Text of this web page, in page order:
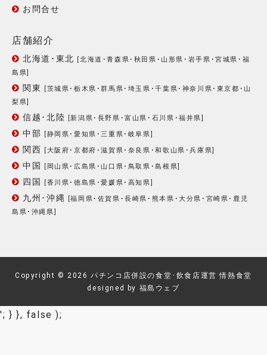
お問合せ
店舗紹介
北海道･東北 [北海道 ･青森県 ･ 秋田県 ･ 山形県 ･ 岩手県 ･宮城県 ･ 福
島県]
関東 [茨城県 ･栃木県 ･群馬県 ･ 埼玉県 ･千葉県 ･ 神奈川県 ･ 東京都 ･ 山
梨県]
信越･北陸 [新潟県 ･ 長野県 ･富山県 ･ 石川県 ･福井県]
中部 [静岡県 ･愛知県 ･三重県 ･ 岐阜県]
関西 [大阪府 ･京都府 ･滋賀県 ･ 奈良県 ･和歌山県 ･兵庫県]
中国 [ 岡山県 ･ 広島県 ･ 山口県 ･ 鳥取県 ･島根県]
四国 [香川県 ･徳島県 ･愛媛県 ･ 高知県]
九州･沖縄 [福岡県 ･ 佐賀県 ･長崎県 ･ 熊本県 ･大分県 ･ 宮崎県 ･ 鹿児
島県 ･ 沖縄県]
Copyright © 2026 パチンコ店併設の食堂･飲食店運営 情熱食堂
designed by 福島ウェブ
'; } }, false );